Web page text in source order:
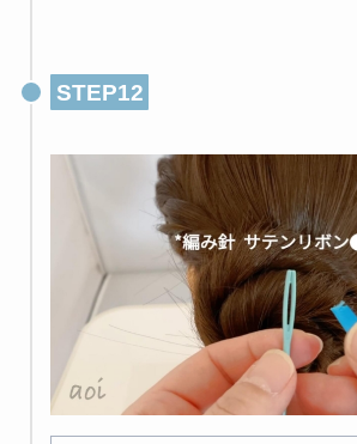
STEP12